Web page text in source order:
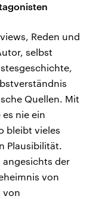
Reden und
selbst
Quellen. Mit
nie ein
bleibt vieles
Plausibilität.
der
von
von